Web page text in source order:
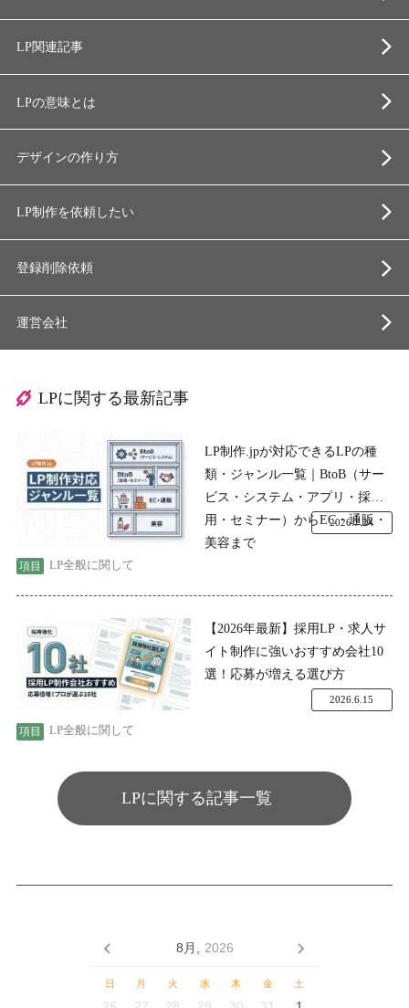
LP関連記事
LPの意味とは
デザインの作り方
LP制作を依頼したい
登録削除依頼
運営会社
LPに関する最新記事
LP制作.jpが対応できるLPの種
類・ジャンル一覧｜BtoB（サー
ビス・システム・アプリ・採
用・セミナー）からEC・通販・
美容まで
LP全般に関して
2026.7.24
【2026年最新】採用LP・求人サ
イト制作に強いおすすめ会社10
選！応募が増える選び方
LP全般に関して
2026.6.15
LPに関する記事一覧
8月, 2026
日 月 火 水 木 金 土